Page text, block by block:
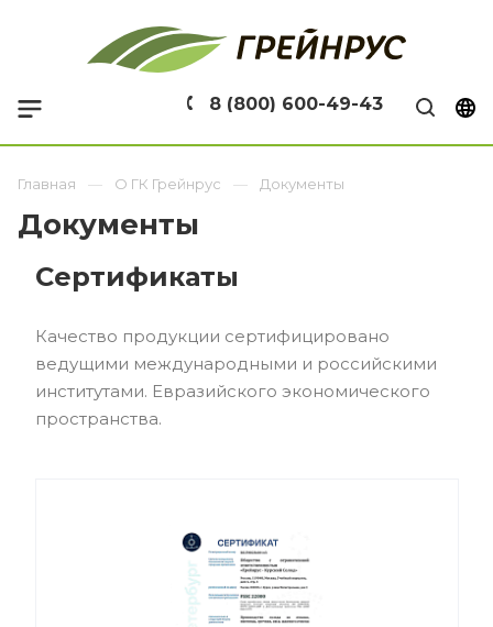
8 (800) 600-49-43
Главная О ГК Грейнрус Документы
Документы
Сертификаты
Качество продукции сертифицировано
ведущими международными и российскими
институтами. Евразийского экономического
пространства.